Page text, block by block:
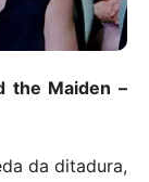
the Maiden –
da ditadura,